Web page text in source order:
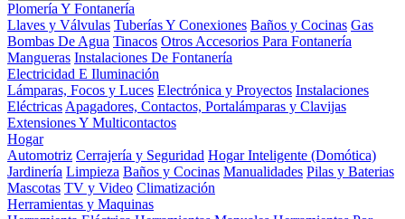
Plomería Y Fontanería
Llaves y Válvulas Tuberías Y Conexiones Baños y Cocinas Gas
Bombas De Agua Tinacos Otros Accesorios Para Fontanería
Mangueras Instalaciones De Fontanería
Electricidad E Iluminación
Lámparas, Focos y Luces Electrónica y Proyectos Instalaciones
Eléctricas Apagadores, Contactos, Portalámparas y Clavijas
Extensiones Y Multicontactos
Hogar
Automotriz Cerrajería y Seguridad Hogar Inteligente (Domótica)
Jardinería Limpieza Baños y Cocinas Manualidades Pilas y Baterias
Mascotas TV y Video Climatización
Herramientas y Maquinas